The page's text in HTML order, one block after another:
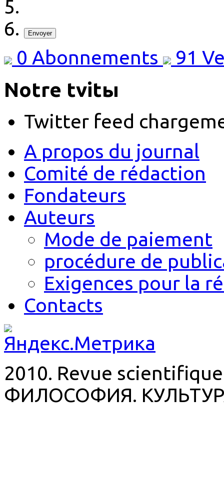
Envoyer
0 Abonnements 91
Notre tvitы
Twitter feed
A propos du journal
Comité de rédaction
Fondateurs
Auteurs
Mode de paiement
procédure de
Exigences pour la
Contacts
2010. Revue
ФИЛОСОФИЯ.